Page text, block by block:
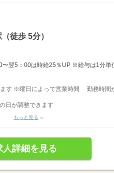
徒歩 5分）
翌5：00は時給25％UP ※給与は1分単
す ※曜日によって営業時間 勤務時間
日が調整できます
もっと見る
人詳細を見る